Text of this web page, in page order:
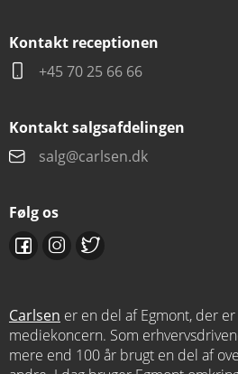
Kontakt receptionen
+45 70 25 66 66
Kontakt salgsafdelingen
salg@carlsen.dk
Følg os
Carlsen er en del af Egmont, der
mediekoncern. Som
mere end 100 år brugt en del af